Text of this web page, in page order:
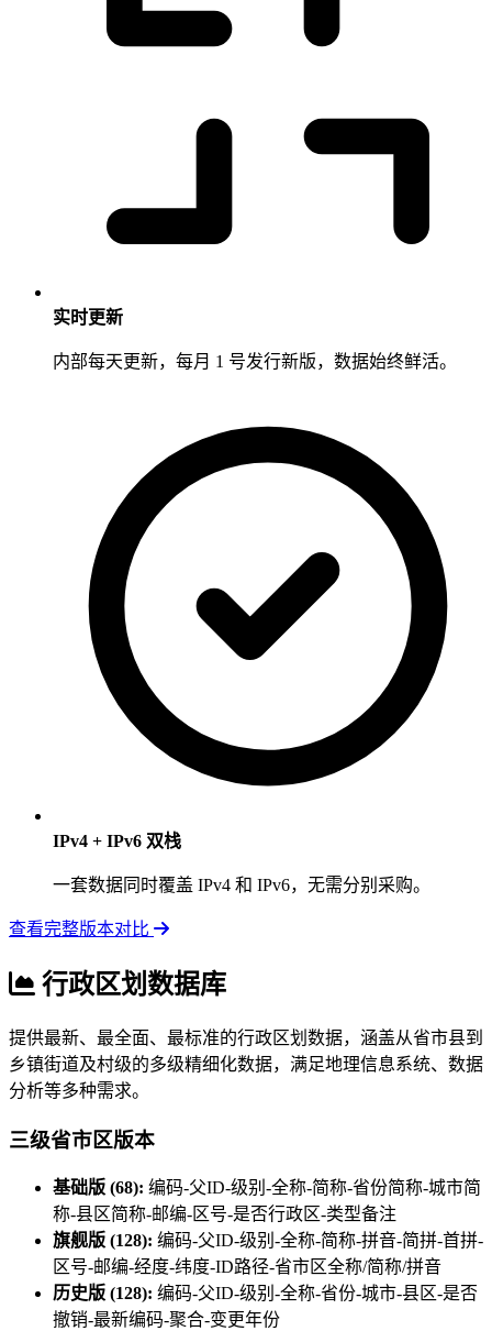
实时更新
内部每天更新，每月 1 号发行新版，数据始终鲜活。
IPv4 + IPv6 双栈
一套数据同时覆盖 IPv4 和 IPv6，无需分别采购。
查看完整版本对比
行政区划数据库
提供最新、最全面、最标准的行政区划数据，涵盖从省市县到
乡镇街道及村级的多级精细化数据，满足地理信息系统、数据
分析等多种需求。
三级省市区版本
基础版 (68): 编码-父ID-级别-全称-简称-省份简称-城市简
称-县区简称-邮编-区号-是否行政区-类型备注
旗舰版 (128): 编码-父ID-级别-全称-简称-拼音-简拼-首拼-
区号-邮编-经度-纬度-ID路径-省市区全称/简称/拼音
历史版 (128): 编码-父ID-级别-全称-省份-城市-县区-是否
撤销-最新编码-聚合-变更年份